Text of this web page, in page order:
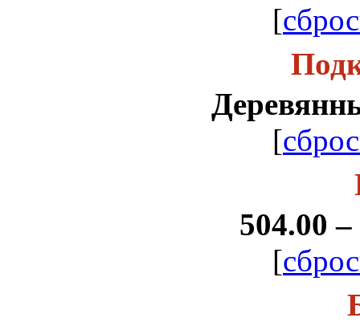
[
[
504.00
[